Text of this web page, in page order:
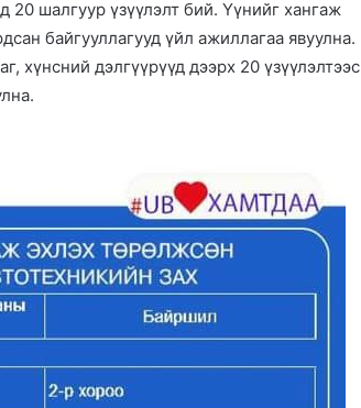
шалгуур үзүүлэлт бий. Үүнийг хангаж
байгууллагууд үйл ажиллагаа явуулна.
хүнсний дэлгүүрүүд дээрх 20 үзүүлэлтээс